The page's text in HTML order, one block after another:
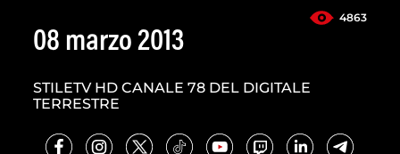
4863
08 marzo 2013
STILETV HD CANALE 78 DEL DIGITALE
TERRESTRE